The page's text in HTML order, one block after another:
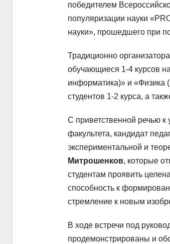
победителем
популяризации науки
науки», прошедшего при
Традиционно
обучающиеся 1-4 курсов
информатика)» и «Физика
студентов 1-2 курса, а
С приветственной речью к
факультета, кандидат
экспериментальной и
Митрошенков, которые
студентам проявить
способность к
стремление к новым
В ходе встречи под
продемонстрированы и